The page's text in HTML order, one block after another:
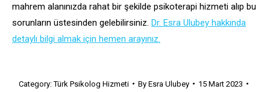
mahrem alanınızda rahat bir şekilde psikoterapi hizmeti alıp bu
sorunların üstesinden gelebilirsiniz. Dr. Esra Ulubey hakkında
detaylı bilgi almak için hemen arayınız.
Category:Türk Psikolog Hizmeti By Esra Ulubey
15 Mart 2023